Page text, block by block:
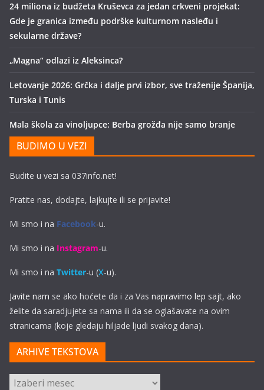
24 miliona iz budžeta Kruševca za jedan crkveni projekat:
Gde je granica između podrške kulturnom nasleđu i
sekularne države?
„Magna“ odlazi iz Aleksinca?
Letovanje 2026: Grčka i dalje prvi izbor, sve traženije Španija,
Turska i Tunis
Mala škola za vinoljupce: Berba grožđa nije samo branje
BUDIMO U VEZI
Budite u vezi sa 037info.net!
Pratite nas, dodajte, lajkujte ili se prijavite!
Mi smo i na Facebook-u.
Mi smo i na Instagram-u.
Mi smo i na Twitter-u (X-u).
Javite nam se ako hoćete da i za Vas napravimo lep sajt, ako
želite da saradjujete sa nama ili da se oglašavate na ovim
stranicama (koje gledaju hiljade ljudi svakog dana).
ARHIVE TEKSTOVA
ARHIVE